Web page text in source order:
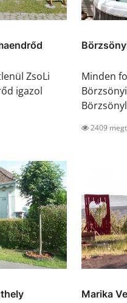
ZsoLi
igazol
Minden
2409
Marika